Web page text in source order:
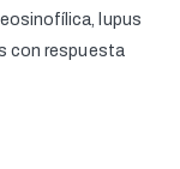
lupus
con respuesta